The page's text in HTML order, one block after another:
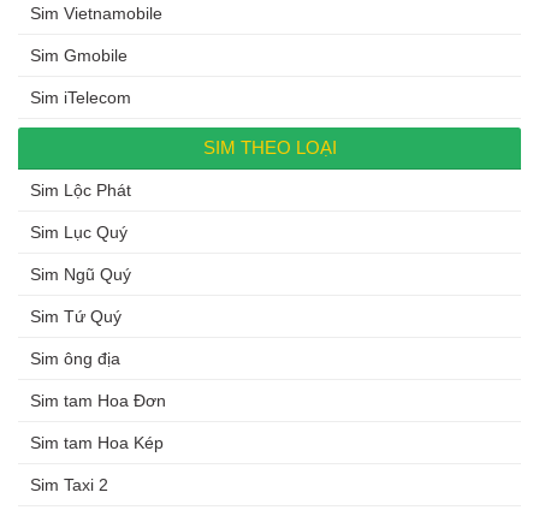
Sim Vietnamobile
Sim Gmobile
Sim iTelecom
SIM THEO LOẠI
Sim Lộc Phát
Sim Lục Quý
Sim Ngũ Quý
Sim Tứ Quý
Sim ông địa
Sim tam Hoa Đơn
Sim tam Hoa Kép
Sim Taxi 2